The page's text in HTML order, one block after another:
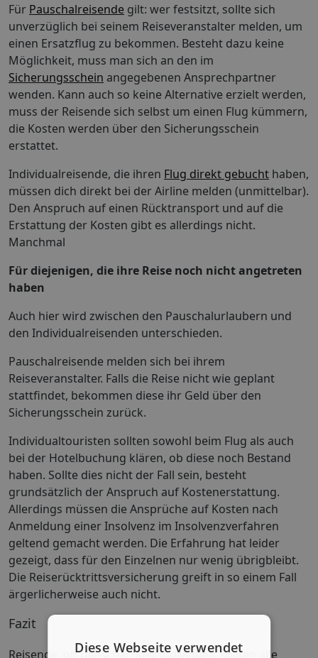
Für Pauschalreisende gilt: wer festsitzt, sollte sich
unverzüglich bei seinem Reiseveranstalter melden, um
einen Ersatzflug zu bekommen. Besteht dazu keine
Möglichkeit, muss man sich an den im
Sicherungsschein angegebenen Ansprechpartner
wenden. Kann auch so keine Alternative erzielt werden,
muss der Reisende sich selbst um einen Flug kümmern,
die Kosten werden über den Sicherungsschein
erstattet.
Individualreisende, die ihren Flug direkt gebucht haben,
müssen dich direkt bei der Airline melden (unmittelbar).
Den Anspruch auf einen Rücktransport und auf die
Erstattung der Kosten gibt es allerdings nicht.
Manchmal
Für diejenigen, die ihre Reise noch nicht angetreten
haben
Auch hier wird zwischen den Pauschalurlaubern und
den Individualreisenden unterschieden.
Pauschalreisende melden sich bei ihrem
Reiseveranstalter. Falls die Reise nicht wie geplant
stattfindet, bekommen diese ihr Geld über den
Sicherungsschein zurück.
Individualtouristen sollten sowohl beim Flug als auch
bei der Hotelbuchung klären, ob diese noch Bestand
haben. Sollte dies nicht der Fall sein, besteht
grundsätzlich der Anspruch auf Kostenerstattung.
Allerdings müssen die Ansprüche auf Kosten nach
Anmeldung einer Insolvenz im Insolvenzverfahren
geltend gemacht werden. Die Erfahrung hat leider
gezeigt, dass für den Einzelnen nur wenig übrigbleibt.
Die Reiserücktrittsversicherung greift in so einem Fall
ärgerlicherweise auch nicht.
Fazit
Reisende, ob pauschal oder individuell, sollten alle
Diese Webseite verwendet